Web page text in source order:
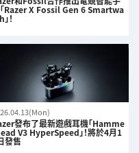
Razer X Fossil Gen 6 Smartwa
！
發布了最新遊戲耳機「Hamme
V3 HyperSpeed」！將於4月1
發售